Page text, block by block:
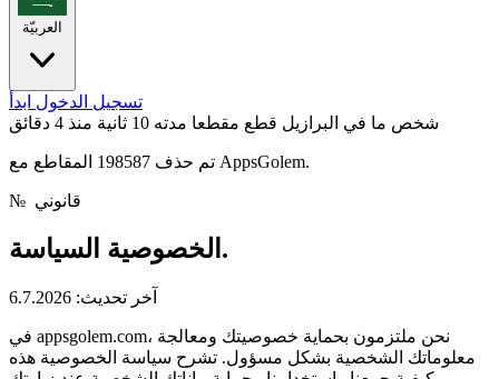
العربيّة
تسجيل الدخول ابدأ
شخص ما في البرازيل قطع مقطعا مدته 10 ثانية
منذ 4 دقائق
تم حذف 198587 المقاطع مع AppsGolem.
№ قانوني
الخصوصية السياسة.
آخر تحديث: 6.7.2026
في appsgolem.com، نحن ملتزمون بحماية خصوصيتك ومعالجة
معلوماتك الشخصية بشكل مسؤول. تشرح سياسة الخصوصية هذه